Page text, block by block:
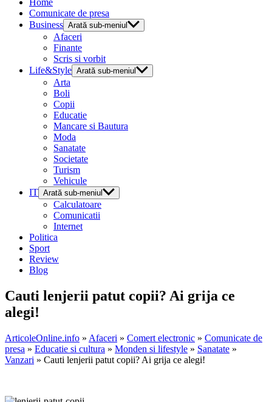
Home
Comunicate de presa
Business Arată sub-meniul
Afaceri
Finante
Scris si vorbit
Life&Style Arată sub-meniul
Arta
Boli
Copii
Educatie
Mancare si Bautura
Moda
Sanatate
Societate
Turism
Vehicule
IT Arată sub-meniul
Calculatoare
Comunicatii
Internet
Politica
Sport
Review
Blog
Cauti lenjerii patut copii? Ai grija ce
alegi!
ArticoleOnline.info » Afaceri » Comert electronic » Comunicate de
presa » Educatie si cultura » Monden si lifestyle » Sanatate »
Vanzari » Cauti lenjerii patut copii? Ai grija ce alegi!